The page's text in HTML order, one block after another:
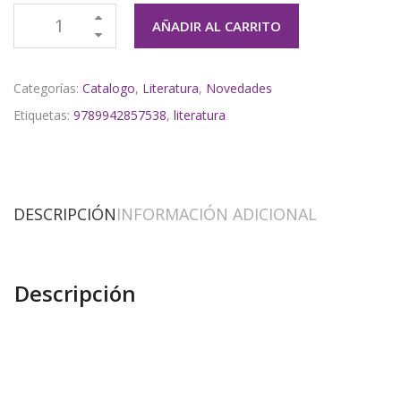
AÑADIR AL CARRITO
Categorías: Catalogo, Literatura, Novedades
Etiquetas: 9789942857538, literatura
DESCRIPCIÓNINFORMACIÓN ADICIONAL
Descripción